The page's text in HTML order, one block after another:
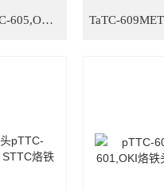
TaTC-605METCAL烙铁头TaTC-605,OKI烙铁头TaTC-605，STTC烙铁头TaTC-605